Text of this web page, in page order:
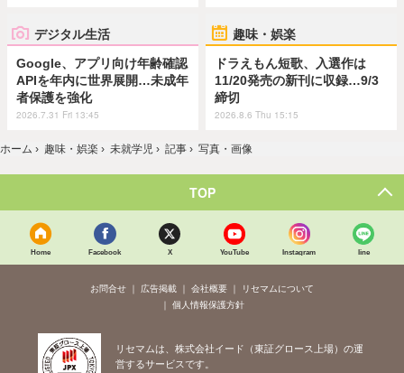
デジタル生活
Google、アプリ向け年齢確認
APIを年内に世界展開…未成年
者保護を強化
2026.7.31 Fri 13:45
趣味・娯楽
ドラえもん短歌、入選作は
11/20発売の新刊に収録…9/3
締切
2026.8.6 Thu 15:15
ホーム › 趣味・娯楽 › 未就学児 › 記事 › 写真・画像
TOP
Home Facebook X YouTube Instagram line
お問合せ 広告掲載 会社概要
リセマムについて
個人情報保護方針
リセマムは、株式会社イード（東証グロース上場）の運
営するサービスです。